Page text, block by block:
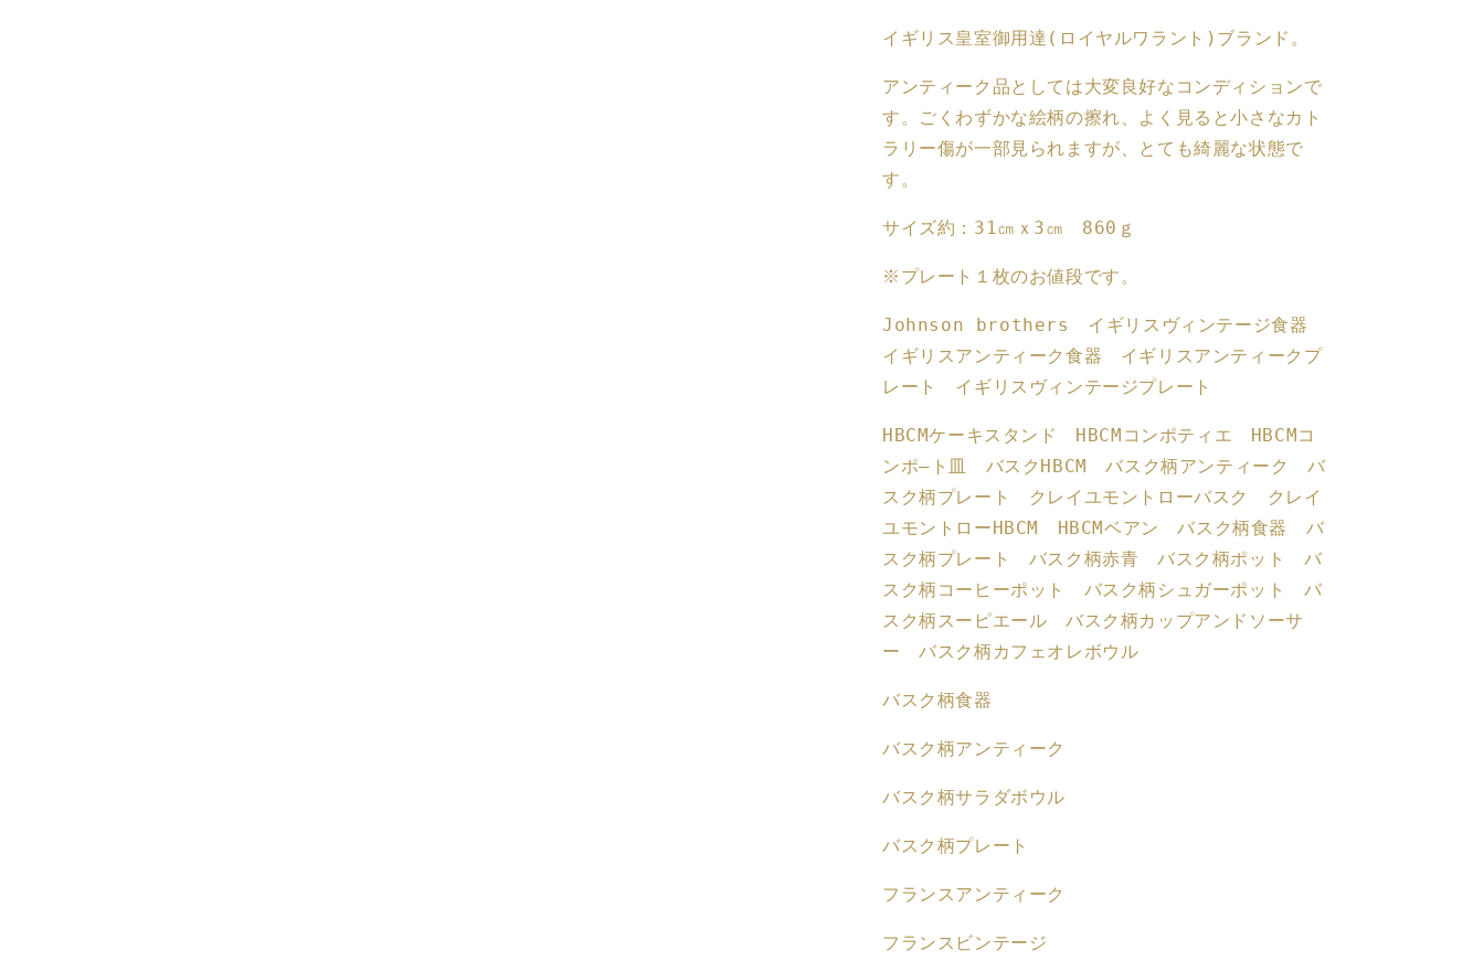
ラ
ン
ド
プ
ト
ン
ィ
ー
ク
レ
ー
ト
ア
ン
テ
ィ
ー
ク
器
ロ
カ
ン
ト・
の
の
ラ
ン
ド
プ
ト
ン
ィ
ー
ク
レ
ー
ア
ィ
ー
ク
ロ
カ
ン
ト・
の
の
イギリス皇室御用達(ロイヤルワラント)ブランド。
アンティーク品としては大変良好なコンディションで
す。ごくわずかな絵柄の擦れ、よく見ると小さなカト
ラリー傷が一部見られますが、とても綺麗な状態で
す。
サイズ約：31㎝ｘ3㎝ 860ｇ
※プレート１枚のお値段です。
Johnson brothers イギリスヴィンテージ食器
イギリスアンティーク食器 イギリスアンティークプ
レート イギリスヴィンテージプレート
HBCMケーキスタンド HBCMコンポティエ HBCMコ
ンポ―ト皿 バスクHBCM バスク柄アンティーク バ
スク柄プレート クレイユモントローバスク クレイ
ユモントローHBCM HBCMベアン バスク柄食器 バ
スク柄プレート バスク柄赤青 バスク柄ポット バ
スク柄コーヒーポット バスク柄シュガーポット バ
スク柄スーピエール バスク柄カップアンドソーサ
ー バスク柄カフェオレボウル
バスク柄食器
バスク柄アンティーク
バスク柄サラダボウル
バスク柄プレート
フランスアンティーク
フランスビンテージ